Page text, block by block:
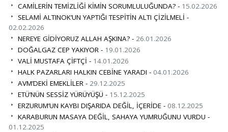
CAMİLERİN TEMİZLİĞİ KİMİN SORUMLULUĞUNDA? - 15.02.2026
SELAMİ ALTINOK’UN YAPTIĞI TESPİTİN ALTI ÇİZİLMELİ -
02.02.2026
NEREYE GİDİYORUZ ALLAH AŞKINA? - 26.01.2026
DOĞALGAZ CEP YAKIYOR - 19.01.2026
VALİ MUSTAFA ÇİFTÇİ - 14.01.2026
HALK PAZARLARI HALKIN CEBİNE YARADI - 04.01.2026
AVM’DEKİ EMEKLİLER - 29.12.2025
ETÜ’NÜN SESSİZ YÜRÜYÜŞÜ - 15.12.2025
ERZURUM’UN KAYBI DIŞARIDA DEĞİL, İÇERİDE - 08.12.2025
KARABURUN MASAYA DEĞİL, SAHAYA YUMRUĞUNU VURDU -
01.12.2025